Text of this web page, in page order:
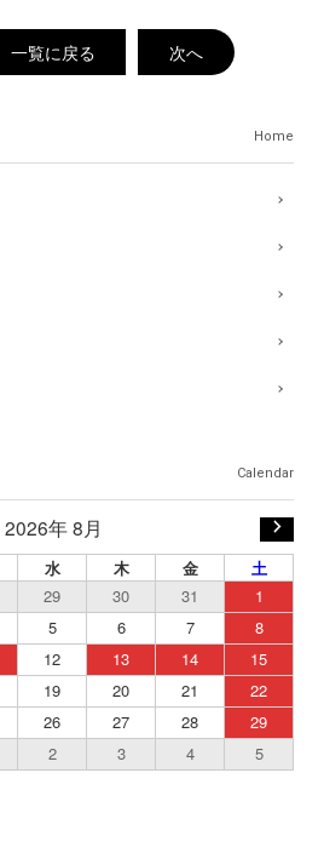
一覧に戻る 次へ
Home
Calendar
2026年 8月
水 木 金
土
29 30 31
1
5 6 7
8
12 13 14
15
19 20 21
22
26 27 28
29
2 3 4 5